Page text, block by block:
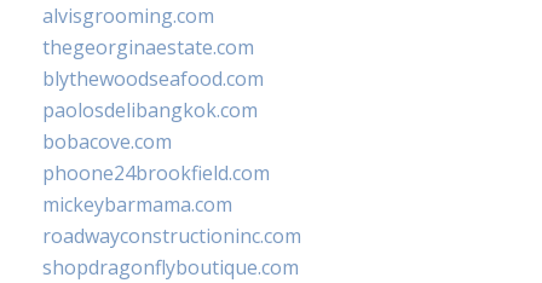
alvisgrooming.com
thegeorginaestate.com
blythewoodseafood.com
paolosdelibangkok.com
bobacove.com
phoone24brookfield.com
mickeybarmama.com
roadwayconstructioninc.com
shopdragonflyboutique.com